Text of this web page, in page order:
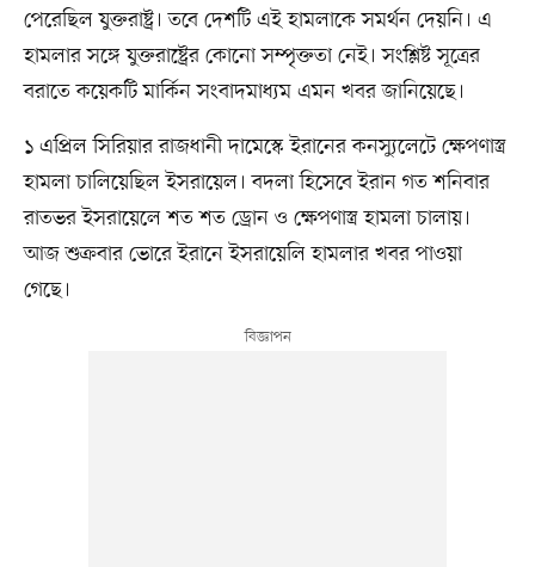
পেরেছিল যুক্তরাষ্ট্র। তবে দেশটি এই হামলাকে সমর্থন দেয়নি। এ
হামলার সঙ্গে যুক্তরাষ্ট্রের কোনো সম্পৃক্ততা নেই। সংশ্লিষ্ট সূত্রের
বরাতে কয়েকটি মার্কিন সংবাদমাধ্যম এমন খবর জানিয়েছে।
১ এপ্রিল সিরিয়ার রাজধানী দামেস্কে ইরানের কনস্যুলেটে ক্ষেপণাস্ত্র
হামলা চালিয়েছিল ইসরায়েল। বদলা হিসেবে ইরান গত শনিবার
রাতভর ইসরায়েলে শত শত ড্রোন ও ক্ষেপণাস্ত্র হামলা চালায়।
আজ শুক্রবার ভোরে ইরানে ইসরায়েলি হামলার খবর পাওয়া
গেছে।